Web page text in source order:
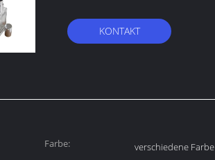
KONTAKT
Farbe:
verschiedene Farbe